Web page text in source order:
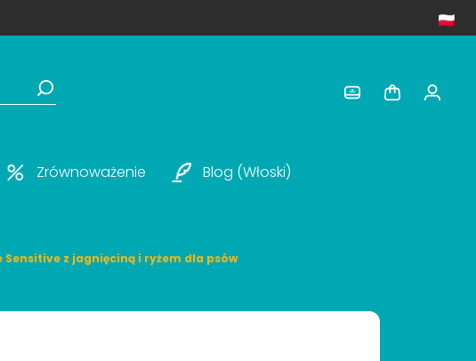
Zrównoważenie Blog (włoski)
Sensitive z jagnięciną i ryżem dla psów